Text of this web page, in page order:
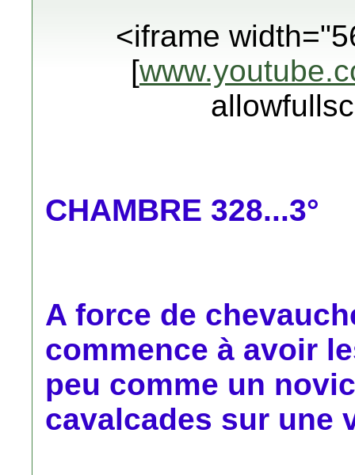
<iframe
[
CHAMBRE 328...3°
A force de
commence à avoir
peu comme un
cavalcades sur une